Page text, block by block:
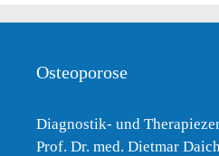
Osteoporose
Diagnostik- und
Prof. Dr. med. Dietmar